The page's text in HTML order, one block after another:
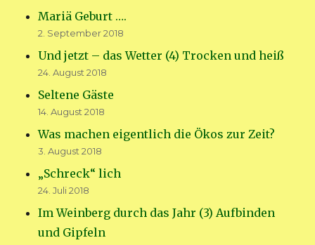
Mariä Geburt ….
2. September 2018
Und jetzt – das Wetter (4) Trocken und heiß
24. August 2018
Seltene Gäste
14. August 2018
Was machen eigentlich die Ökos zur Zeit?
3. August 2018
„Schreck“ lich
24. Juli 2018
Im Weinberg durch das Jahr (3) Aufbinden
und Gipfeln